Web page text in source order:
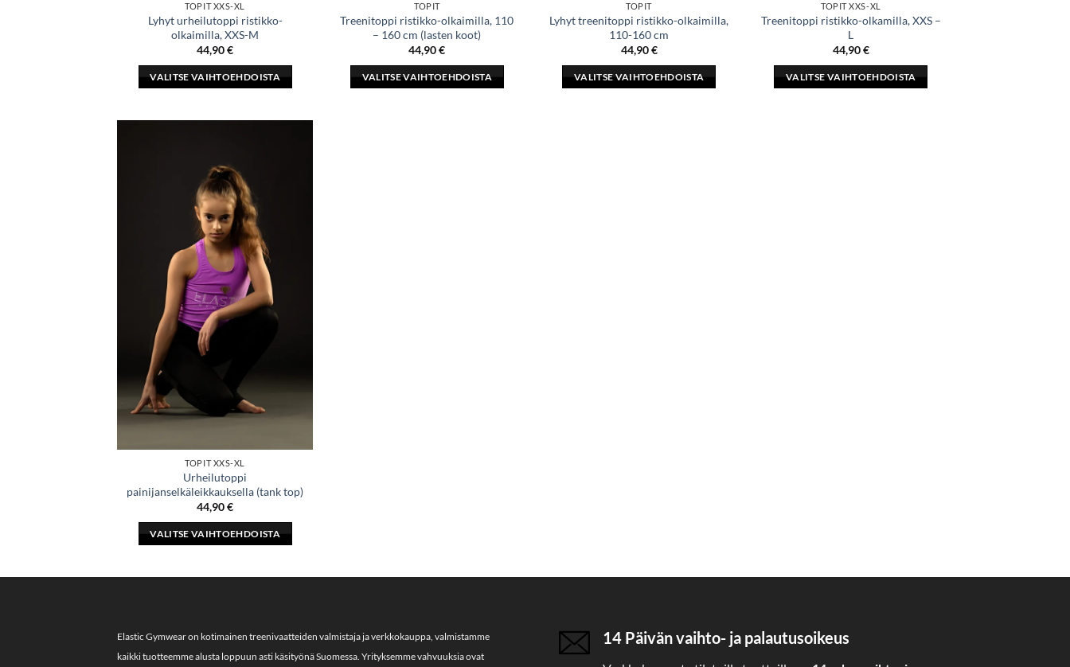
TOPIT XXS-XL
Lyhyt urheilutoppi ristikko-
olkaimilla, XXS-M
44,90€
VALITSE VAIHTOEHDOISTA
muunnelma.
Voit
tehdä
valinnat
tuotteen
sivulla.
TOPIT
Treenitoppi ristikko-olkaimilla, 110
– 160 cm (lasten koot)
44,90€
VALITSE VAIHTOEHDOISTA
TOPIT
Lyhyt treenitoppi ristikko-olkaimilla,
110-160 cm
44,90€
VALITSE VAIHTOEHDOISTA
TOPIT XXS-XL
Treenitoppi ristikko-olkamilla, XXS –
L
44,90€
VALITSE VAIHTOEHDOISTA
TOPIT XXS-XL
Urheilutoppi
painijanselkäleikkauksella (tank top)
44,90€
VALITSE VAIHTOEHDOISTA
tehdä
Elastic Gymwear on kotimainen treenivaatteiden valmistaja ja verkkokauppa, valmistamme
kaikki tuotteemme alusta loppuun asti käsityönä Suomessa. Yrityksemme vahvuuksia ovat
14 Päivän vaihto- ja palautusoikeus